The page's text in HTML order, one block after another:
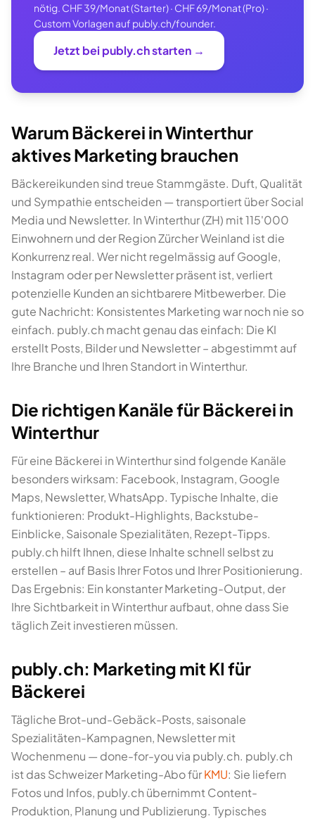
nötig. CHF 39/Monat (Starter) · CHF 69/Monat (Pro) ·
Custom Vorlagen auf publy.ch/founder.
Jetzt bei publy.ch starten →
Warum Bäckerei in Winterthur
aktives Marketing brauchen
Bäckereikunden sind treue Stammgäste. Duft, Qualität
und Sympathie entscheiden — transportiert über Social
Media und Newsletter. In Winterthur (ZH) mit 115'000
Einwohnern und der Region Zürcher Weinland ist die
Konkurrenz real. Wer nicht regelmässig auf Google,
Instagram oder per Newsletter präsent ist, verliert
potenzielle Kunden an sichtbarere Mitbewerber. Die
gute Nachricht: Konsistentes Marketing war noch nie so
einfach. publy.ch macht genau das einfach: Die KI
erstellt Posts, Bilder und Newsletter – abgestimmt auf
Ihre Branche und Ihren Standort in Winterthur.
Die richtigen Kanäle für Bäckerei in
Winterthur
Für eine Bäckerei in Winterthur sind folgende Kanäle
besonders wirksam: Facebook, Instagram, Google
Maps, Newsletter, WhatsApp. Typische Inhalte, die
funktionieren: Produkt-Highlights, Backstube-
Einblicke, Saisonale Spezialitäten, Rezept-Tipps.
publy.ch hilft Ihnen, diese Inhalte schnell selbst zu
erstellen – auf Basis Ihrer Fotos und Ihrer Positionierung.
Das Ergebnis: Ein konstanter Marketing-Output, der
Ihre Sichtbarkeit in Winterthur aufbaut, ohne dass Sie
täglich Zeit investieren müssen.
publy.ch: Marketing mit KI für
Bäckerei
Tägliche Brot-und-Gebäck-Posts, saisonale
Spezialitäten-Kampagnen, Newsletter mit
Wochenmenu — done-for-you via publy.ch. publy.ch
ist das Schweizer Marketing-Abo fürKMU: Sie liefern
Fotos und Infos, publy.ch übernimmt Content-
Produktion, Planung und Publizierung. Typisches